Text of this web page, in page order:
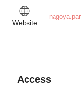
Website
Access